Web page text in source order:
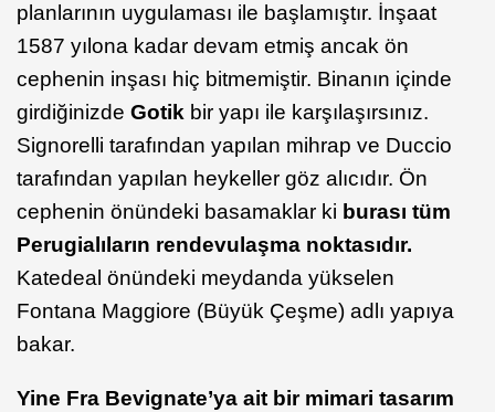
planlarının uygulaması ile başlamıştır. İnşaat
1587 yılona kadar devam etmiş ancak ön
cephenin inşası hiç bitmemiştir. Binanın içinde
girdiğinizde Gotik bir yapı ile karşılaşırsınız.
Signorelli tarafından yapılan mihrap ve Duccio
tarafından yapılan heykeller göz alıcıdır. Ön
cephenin önündeki basamaklar ki burası tüm
Perugialıların rendevulaşma noktasıdır.
Katedeal önündeki meydanda yükselen
Fontana Maggiore (Büyük Çeşme) adlı yapıya
bakar.
Yine Fra Bevignate’ya ait bir mimari tasarım